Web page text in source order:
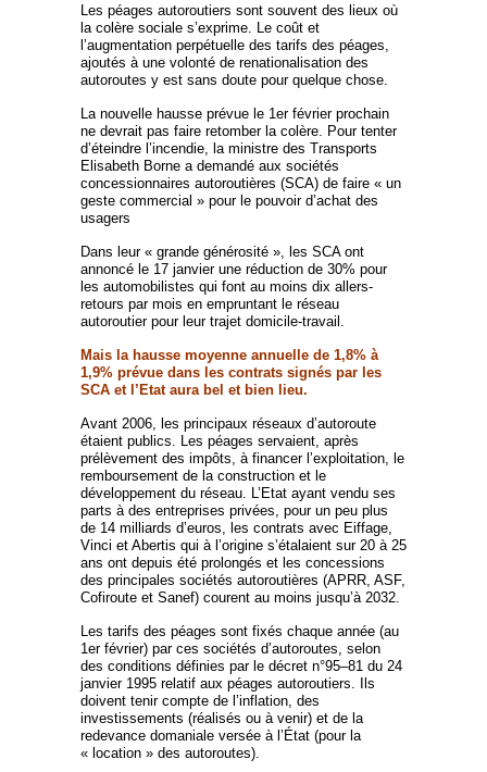
Les péages autoroutiers sont souvent des lieux où
la colère sociale s’exprime. Le coût et
l’augmentation perpétuelle des tarifs des péages,
ajoutés à une volonté de renationalisation des
autoroutes y est sans doute pour quelque chose.
La nouvelle hausse prévue le 1er février prochain
ne devrait pas faire retomber la colère. Pour tenter
d’éteindre l’incendie, la ministre des Transports
Elisabeth Borne a demandé aux sociétés
concessionnaires autoroutières (SCA) de faire « un
geste commercial » pour le pouvoir d’achat des
usagers
Dans leur « grande générosité », les SCA ont
annoncé le 17 janvier une réduction de 30% pour
les automobilistes qui font au moins dix allers-
retours par mois en empruntant le réseau
autoroutier pour leur trajet domicile-travail.
Mais la hausse moyenne annuelle de 1,8% à
1,9% prévue dans les contrats signés par les
SCA et l’Etat aura bel et bien lieu.
Avant 2006, les principaux réseaux d’autoroute
étaient publics. Les péages servaient, après
prélèvement des impôts, à financer l’exploitation, le
remboursement de la construction et le
développement du réseau. L’Etat ayant vendu ses
parts à des entreprises privées, pour un peu plus
de 14 milliards d’euros, les contrats avec Eiffage,
Vinci et Abertis qui à l’origine s’étalaient sur 20 à 25
ans ont depuis été prolongés et les concessions
des principales sociétés autoroutières (APRR, ASF,
Cofiroute et Sanef) courent au moins jusqu’à 2032.
Les tarifs des péages sont fixés chaque année (au
1er février) par ces sociétés d’autoroutes, selon
des conditions définies par le décret n°95–81 du 24
janvier 1995 relatif aux péages autoroutiers. Ils
doivent tenir compte de l’inflation, des
investissements (réalisés ou à venir) et de la
redevance domaniale versée à l’État (pour la
« location » des autoroutes).